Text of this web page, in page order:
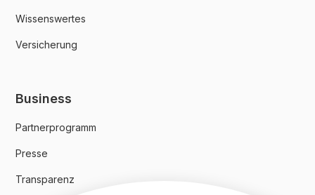
Wissenswertes
Versicherung
Business
Partnerprogramm
Presse
Transparenz